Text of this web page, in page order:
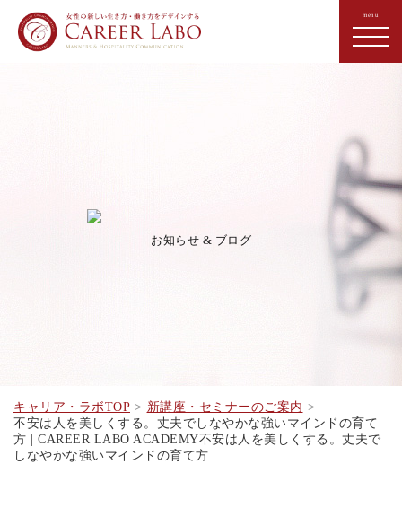
お知らせ & ブログ
キャリア・ラボTOP
新講座・セミナーのご案内
不安は人を美しくする。丈夫でしなやかな強いマインドの育て
方 | CAREER LABO ACADEMY不安は人を美しくする。丈夫で
しなやかな強いマインドの育て方